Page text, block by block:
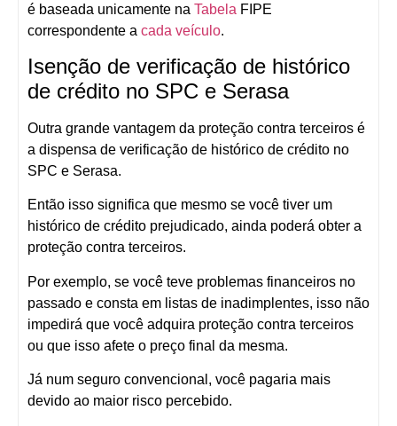
é baseada unicamente na Tabela FIPE
correspondente a cada veículo.
Isenção de verificação de histórico
de crédito no SPC e Serasa
Outra grande vantagem da proteção contra terceiros é
a dispensa de verificação de histórico de crédito no
SPC e Serasa.
Então isso significa que mesmo se você tiver um
histórico de crédito prejudicado, ainda poderá obter a
proteção contra terceiros.
Por exemplo, se você teve problemas financeiros no
passado e consta em listas de inadimplentes, isso não
impedirá que você adquira proteção contra terceiros
ou que isso afete o preço final da mesma.
Já num seguro convencional, você pagaria mais
devido ao maior risco percebido.